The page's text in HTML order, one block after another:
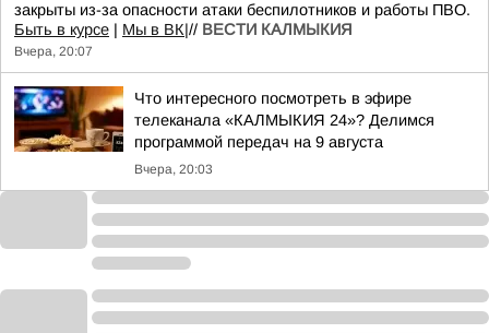
закрыты из-за опасности атаки беспилотников и работы ПВО.
Быть в курсе | Мы в ВК|// ВЕСТИ КАЛМЫКИЯ
Вчера, 20:07
Что интересного посмотреть в эфире
телеканала «КАЛМЫКИЯ 24»? Делимся
программой передач на 9 августа
Вчера, 20:03